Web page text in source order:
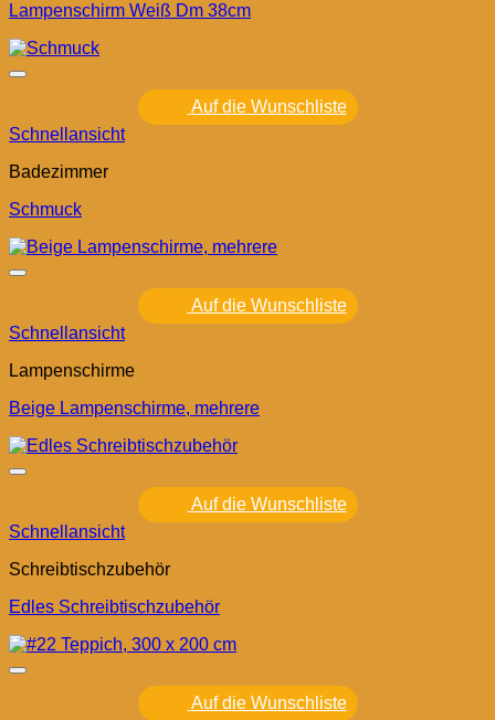
Lampenschirm Weiß Dm 38cm
Auf die Wunschliste
Schnellansicht
Badezimmer
Schmuck
Auf die Wunschliste
Schnellansicht
Lampenschirme
Beige Lampenschirme, mehrere
Auf die Wunschliste
Schnellansicht
Schreibtischzubehör
Edles Schreibtischzubehör
Auf die Wunschliste